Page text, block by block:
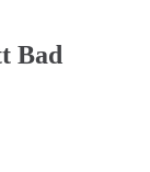
Bad